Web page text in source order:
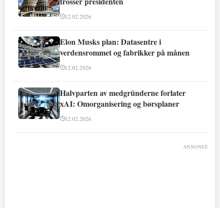
12.02.2026
Elon Musks plan: Datasentre i
verdensrommet og fabrikker på månen
12.02.2026
Halvparten av medgründerne forlater
xAI: Omorganisering og børsplaner
12.02.2026
ANNONSE